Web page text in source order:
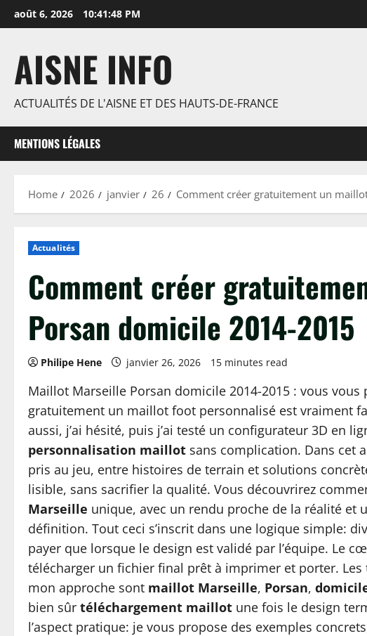
to
août 6, 2026 10:41:49 PM
AISNE INFO
ACTUALITÉS DE L'AISNE ET DES HAUTS-DE-FRANCE
MENTIONS LÉGALES
Home 2026 janvier 26 Comment créer gratuitement un
Actualités
Comment créer
Porsan domicile 2014-2015
Philipe Hene janvier 26, 2026 15 minutes read
Maillot Marseille Porsan domicile 2014-2015 : vous
gratuitement un maillot foot personnalisé est vraiment
aussi, j’ai hésité, puis j’ai testé un configurateur 3D en
personnalisation maillot sans complication. Dans cet
pris au jeu, entre histoires de terrain et solutions
lisible, sans sacrifier la qualité. Vous découvrirez
Marseille unique, avec un rendu proche de la réalité
définition. Tout ceci s’inscrit dans une logique simple:
payer que lorsque le design est validé par l’équipe. Le
télécharger un fichier final prêt à imprimer et porter.
mon approche sont maillot Marseille, Porsan,
bien sûr téléchargement maillot une fois le design
l’aspect pratique: je vous propose des exemples